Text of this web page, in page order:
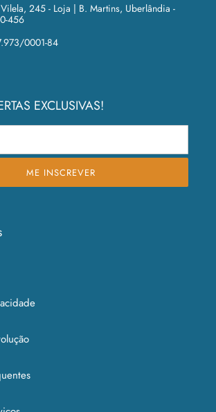
245 - Loja | B. Martins, Uberlândia -
456
0001-84
EXCLUSIVAS!
ME INSCREVER